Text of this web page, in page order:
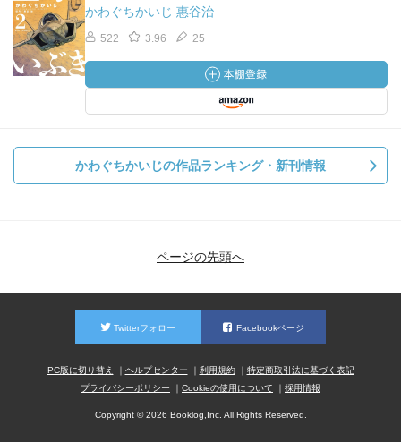
かわぐちかいじ 惠谷治
522 3.96 25
かわぐちかいじの作品ランキング・新刊情報
ページの先頭へ
Twitterフォロー Facebookページ
PC版に切り替え ヘルプセンター 利用規約
特定商取引法に基づく表記
プライバシーポリシー
Cookieの使用について 採用情報
Copyright © 2026 Booklog,Inc. All Rights Reserved.